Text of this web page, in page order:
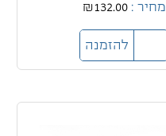
מחיר :₪132.00
להזמנה